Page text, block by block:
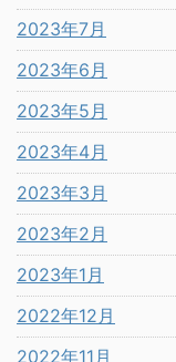
2023年7月
2023年6月
2023年5月
2023年4月
2023年3月
2023年2月
2023年1月
2022年12月
2022年11月